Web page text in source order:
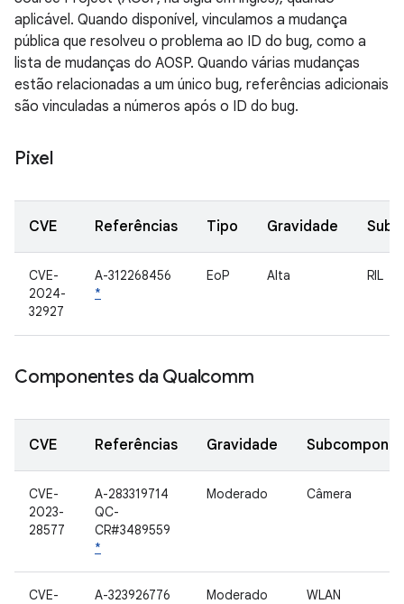
aplicável. Quando disponível, vinculamos a mudança
pública que resolveu o problema ao ID do bug, como a
lista de mudanças do AOSP. Quando várias mudanças
estão relacionadas a um único bug, referências adicionais
são vinculadas a números após o ID do bug.
Pixel
CVE Referências Tipo Gravidade
CVE-
2024-
32927
A-312268456
*
EoP Alta RIL
Componentes da Qualcomm
CVE Referências Gravidade
CVE-
2023-
28577
A-283319714
QC-
CR#3489559
*
Moderado Câmera
CVE-
A-323926776
Moderado WLAN